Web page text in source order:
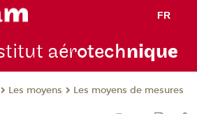
FR
aérotechnique
Les moyens Les moyens de mesures